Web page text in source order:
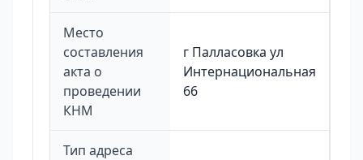
Место
составления
акта о
проведении
КНМ
г Палласовка ул
Интернациональная
66
Тип адреса